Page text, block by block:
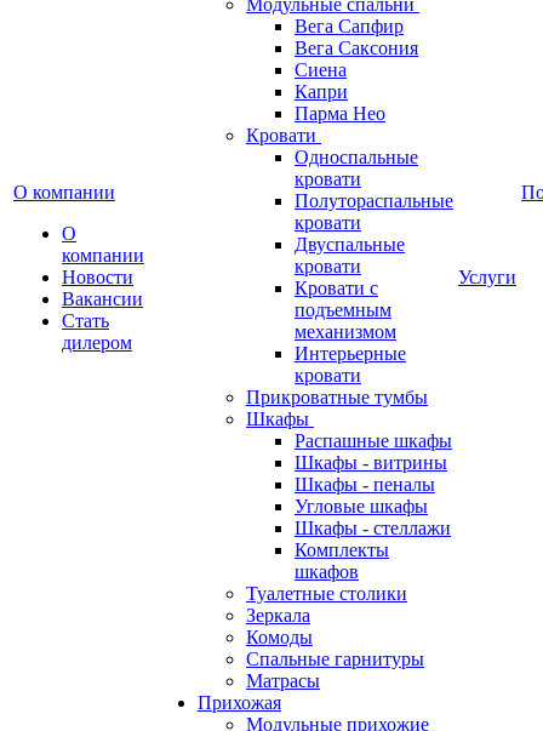
О компании
О
компании
Новости
Вакансии
Стать
дилером
Модульные спальни
Вега Сапфир
Вега Саксония
Сиена
Капри
Парма Нео
Кровати
Односпальные
кровати
Полутораспальные
кровати
Двуспальные
кровати
Кровати с
подъемным
механизмом
Интерьерные
кровати
Прикроватные тумбы
Шкафы
Распашные шкафы
Шкафы - витрины
Шкафы - пеналы
Угловые шкафы
Шкафы - стеллажи
Комплекты
шкафов
Туалетные столики
Зеркала
Комоды
Спальные гарнитуры
Матрасы
Прихожая
Модульные прихожие
Услуги